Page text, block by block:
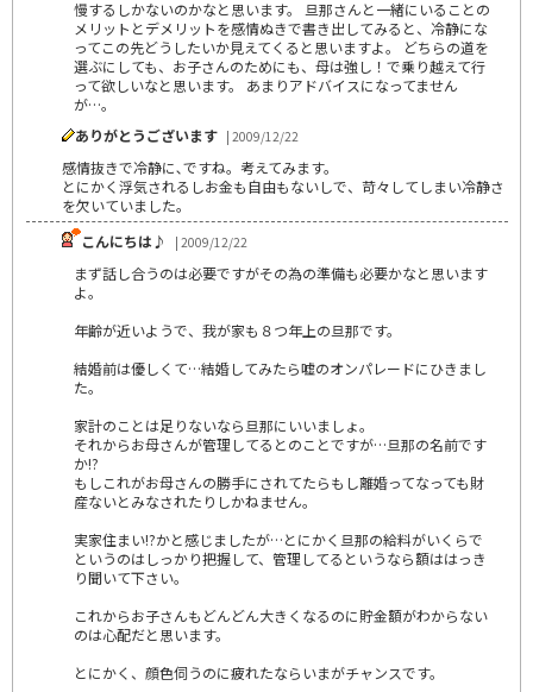
慢するしかないのかなと思います。 旦那さんと一緒にいることの
メリットとデメリットを感情ぬきで書き出してみると、冷静にな
ってこの先どうしたいか見えてくると思いますよ。 どちらの道を
選ぶにしても、お子さんのためにも、母は強し！で乗り越えて行
って欲しいなと思います。 あまりアドバイスになってません
が…。
ありがとうございます | 2009/12/22
感情抜きで冷静に､ですね。考えてみます。
とにかく浮気されるしお金も自由もないしで、苛々してしまい冷静さ
を欠いていました。
こんにちは♪
| 2009/12/22
まず話し合うのは必要ですがその為の準備も必要かなと思います
よ。
年齢が近いようで、我が家も８つ年上の旦那です。
結婚前は優しくて…結婚してみたら嘘のオンパレードにひきまし
た。
家計のことは足りないなら旦那にいいましょ。
それからお母さんが管理してるとのことですが…旦那の名前です
か!?
もしこれがお母さんの勝手にされてたらもし離婚ってなっても財
産ないとみなされたりしかねません。
実家住まい!?かと感じましたが…とにかく旦那の給料がいくらで
というのはしっかり把握して、管理してるというなら額ははっき
り聞いて下さい。
これからお子さんもどんどん大きくなるのに貯金額がわからない
のは心配だと思います。
とにかく、顔色伺うのに疲れたならいまがチャンスです。